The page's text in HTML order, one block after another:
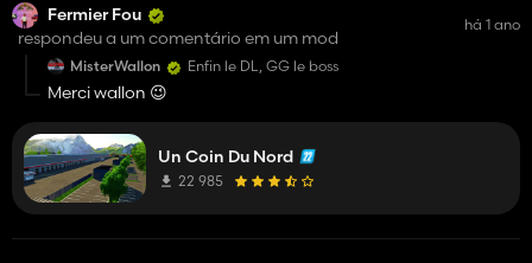
Fermier Fou
respondeu a um comentário em um mod
há 1 ano
MisterWallon Enfin le DL, GG le boss
Merci wallon 😉
Un Coin Du Nord
22 985